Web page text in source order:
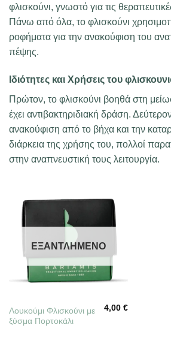
φλισκούνι, γνωστό για τις
Πάνω από όλα, το φλισκούνι
ροφήματα για την ανακούφιση του
πέψης.
Ιδιότητες και Χρήσεις του
Πρώτον, το φλισκούνι βοηθά στη
έχει αντιβακτηριδιακή δράση.
ανακούφιση από το βήχα και την
διάρκεια της χρήσης του, πολλοί
στην αναπνευστική τους λειτουργία.
ΕΞΑΝΤΛΗΜΈΝΟ
Λουκούμι Φλισκούνι με
ξύσμα Πορτοκάλι
4,00€